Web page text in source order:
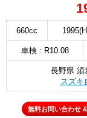
660cc
車検 : R10.08
長野県 須
スズキ
無料お問い合わせ